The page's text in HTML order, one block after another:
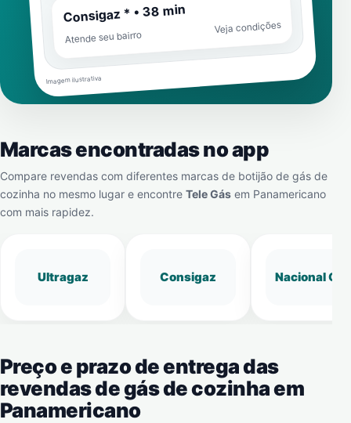
Consigaz * • 38 min
Atende seu bairro
Veja condições
Imagem ilustrativa
Marcas encontradas no app
Compare revendas com diferentes marcas de botijão de gás de
cozinha no mesmo lugar e encontre Tele Gás em Panamericano
com mais rapidez.
Ultragaz Consigaz Nacional Gás
Preço e prazo de entrega das
revendas de gás de cozinha em
Panamericano